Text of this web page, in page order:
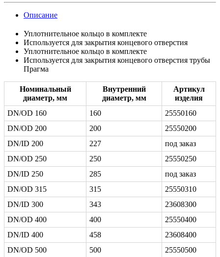
Описание
Уплотнительное кольцо в комплекте
Используется для закрытия концевого отверстия
Уплотнительное кольцо в комплекте
Используется для закрытия концевого отверстия трубы
Прагма
Номинальный
диаметр, мм
Внутренний
диаметр, мм
Артикул
изделия
DN/OD 160
160
25550160
DN/OD 200
200
25550200
DN/ID 200
227
под заказ
DN/OD 250
250
25550250
DN/ID 250
285
под заказ
DN/OD 315
315
25550310
DN/ID 300
343
23608300
DN/OD 400
400
25550400
DN/ID 400
458
23608400
DN/OD 500
500 25550500